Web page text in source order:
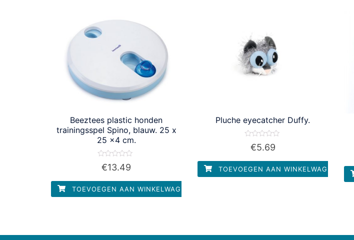
Beeztees plastic honden
trainingsspel Spino, blauw. 25 x
25 x4 cm.
Waardering
5
€13.49
TOEVOEGEN AAN WINKELWAGEN
Pluche eyecatcher Duffy.
Waardering
5
€5.69
TOEVOEGEN AAN WINKELWAGEN